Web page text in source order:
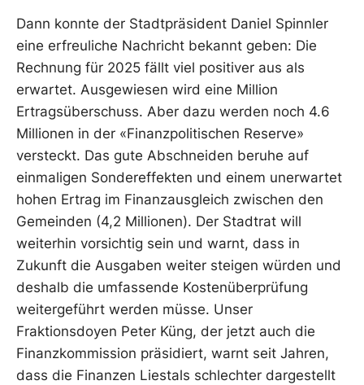
Dann konnte der Stadtpräsident Daniel Spinnler
eine erfreuliche Nachricht bekannt geben: Die
Rechnung für 2025 fällt viel positiver aus als
erwartet. Ausgewiesen wird eine Million
Ertragsüberschuss. Aber dazu werden noch 4.6
Millionen in der «Finanzpolitischen Reserve»
versteckt. Das gute Abschneiden beruhe auf
einmaligen Sondereffekten und einem unerwartet
hohen Ertrag im Finanzausgleich zwischen den
Gemeinden (4,2 Millionen). Der Stadtrat will
weiterhin vorsichtig sein und warnt, dass in
Zukunft die Ausgaben weiter steigen würden und
deshalb die umfassende Kostenüberprüfung
weitergeführt werden müsse. Unser
Fraktionsdoyen Peter Küng, der jetzt auch die
Finanzkommission präsidiert, warnt seit Jahren,
dass die Finanzen Liestals schlechter dargestellt